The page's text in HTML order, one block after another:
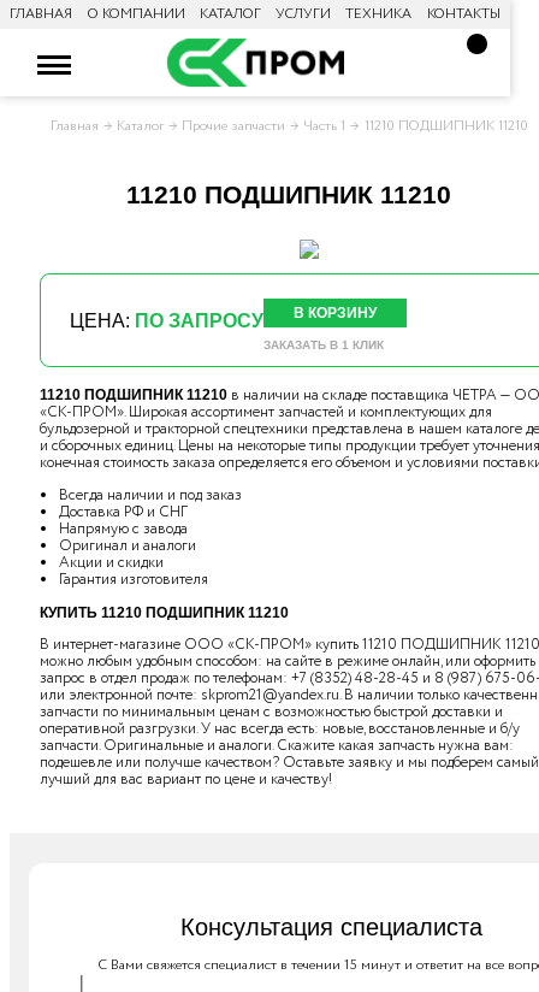
ГЛАВНАЯ О КОМПАНИИ КАТАЛОГ УСЛУГИ ТЕХНИКА КОНТАКТЫ
Главная Каталог Прочие запчасти Часть 1 11210 ПОДШИПНИК 11210
11210 ПОДШИПНИК 11210
ЦЕНА: ПО ЗАПРОСУ В КОРЗИНУ
ЗАКАЗАТЬ В 1 КЛИК
11210 ПОДШИПНИК 11210в наличии на складе поставщика ЧЕТРА —
«СК-ПРОМ». Широкая ассортимент запчастей и комплектующих для
бульдозерной и тракторной спецтехники представлена в нашем каталоге
и сборочных единиц. Цены на некоторые типы продукции требует
конечная стоимость заказа определяется его объемом и условиями
Всегда наличии и под заказ
Доставка РФ и СНГ
Напрямую с завода
Оригинал и аналоги
Акции и скидки
Гарантия изготовителя
КУПИТЬ 11210 ПОДШИПНИК 11210
В интернет-магазине ООО «СК-ПРОМ» купить 11210 ПОДШИПНИК 11210
можно любым удобным способом: на сайте в режиме онлайн, или оформить
запрос в отдел продаж по телефонам: +7 (8352) 48-28-45 и 8 (987) 675-
или электронной почте: skprom21@yandex.ru. В наличии только
запчасти по минимальным ценам с возможностью быстрой доставки и
оперативной разгрузки. У нас всегда есть: новые, восстановленные и б/у
запчасти. Оригинальные и аналоги. Скажите какая запчасть нужна вам:
подешевле или получше качеством? Оставьте заявку и мы подберем самый
лучший для вас вариант по цене и качеству!
Консультация специалиста
C Вами свяжется специалист в течении 15 минут и ответит на все